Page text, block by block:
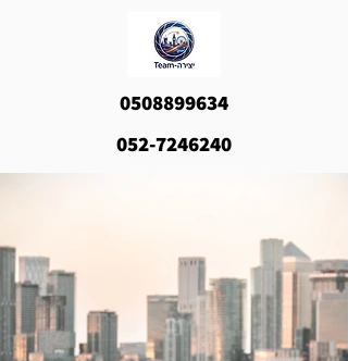
0508899634
052-7246240